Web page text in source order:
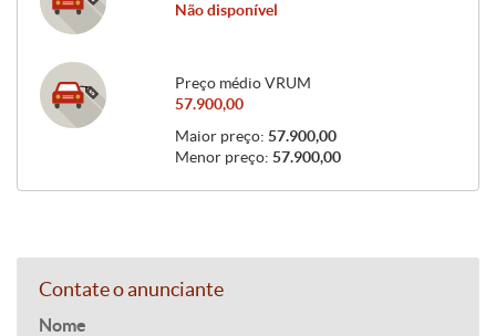
Não disponível
Preço médio VRUM
57.900,00
Maior preço: 57.900,00
Menor preço: 57.900,00
Contate o anunciante
Nome